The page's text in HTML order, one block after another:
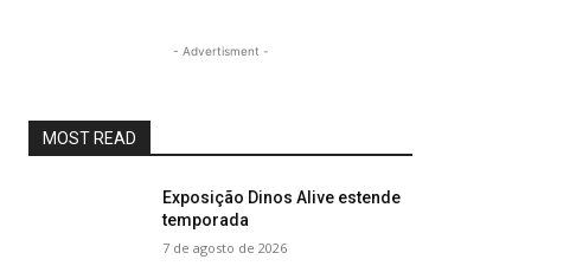
- Advertisment -
MOST READ
Exposição Dinos Alive estende
temporada
7 de agosto de 2026